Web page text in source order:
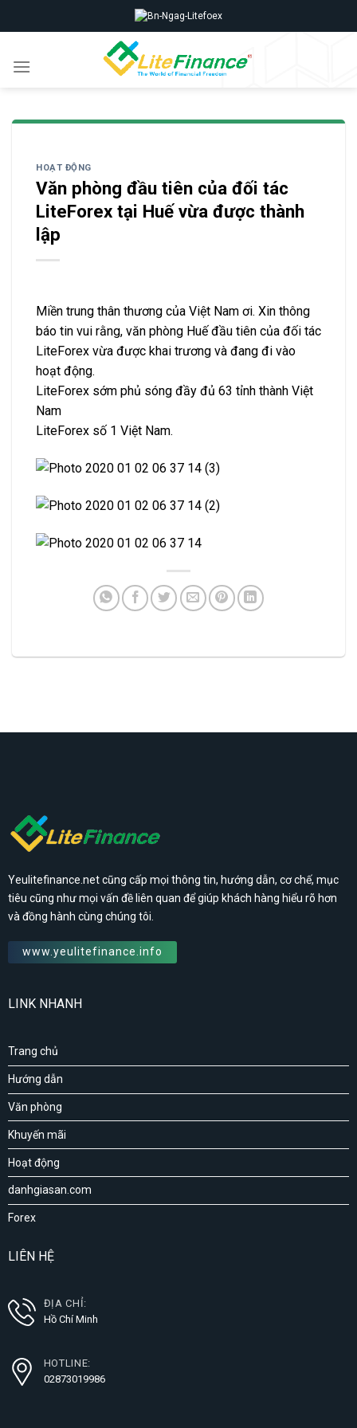
to
HOẠT ĐỘNG
Văn phòng đầu tiên của đối tác
LiteForex tại Huế vừa được thành
lập
Miền trung thân thương của Việt Nam ơi. Xin thông
báo tin vui rằng, văn phòng Huế đầu tiên của đối tác
LiteForex vừa được khai trương và đang đi vào
hoạt động.
LiteForex sớm phủ sóng đầy đủ 63 tỉnh thành Việt
Nam
LiteForex số 1 Việt Nam.
Yeulitefinance.net cũng cấp mọi thông tin, hướng dẫn, cơ chế, mục
tiêu cũng như mọi vấn đề liên quan để giúp khách hàng hiểu rõ hơn
và đồng hành cùng chúng tôi.
www.yeulitefinance.info
LINK NHANH
Trang chủ
Hướng dẫn
Văn phòng
Khuyến mãi
Hoạt động
danhgiasan.com
Forex
LIÊN HỆ
ĐỊA CHỈ:
Hồ Chí Minh
HOTLINE:
02873019986